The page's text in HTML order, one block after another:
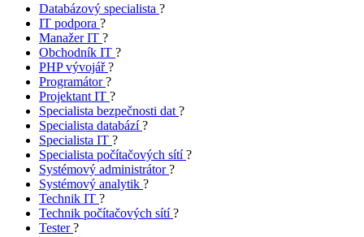
Databázový specialista ?
IT podpora ?
Manažer IT ?
Obchodník IT ?
PHP vývojář?
Programátor?
Projektant IT ?
Specialista bezpečnosti dat ?
Specialista databází?
Specialista IT ?
Specialista počítačových sítí?
Systémový administrátor?
Systémový analytik ?
Technik IT ?
Technik počítačových sítí?
Tester?